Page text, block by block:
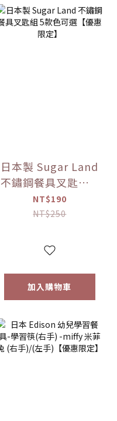
日本製 Sugar Land
不鏽鋼餐具叉匙組 5
款色可選【優惠限
定】
NT$190
NT$250
加入購物車